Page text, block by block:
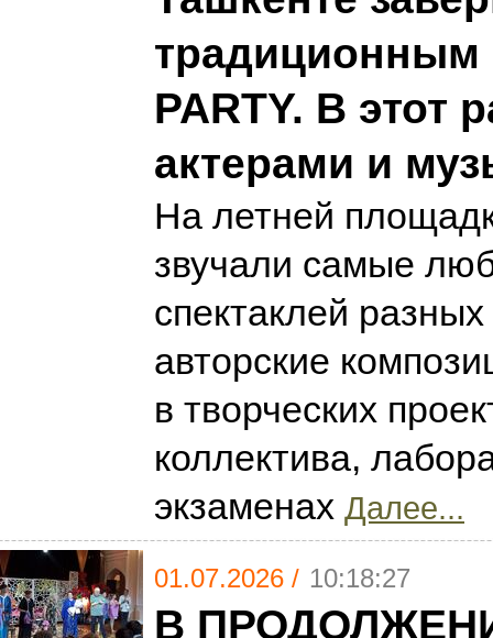
традиционным
PARTY. В этот
актерами и
На летней
звучали самые
спектаклей
авторские
в творческих
коллектива,
экзаменах Далее...
01.07.2026 / 10:18:27
В